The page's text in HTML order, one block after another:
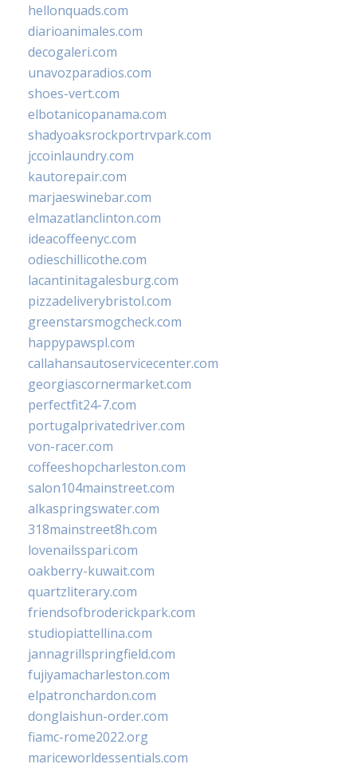
hellonquads.com
diarioanimales.com
decogaleri.com
unavozparadios.com
shoes-vert.com
elbotanicopanama.com
shadyoaksrockportrvpark.com
jccoinlaundry.com
kautorepair.com
marjaeswinebar.com
elmazatlanclinton.com
ideacoffeenyc.com
odieschillicothe.com
lacantinitagalesburg.com
pizzadeliverybristol.com
greenstarsmogcheck.com
happypawspl.com
callahansautoservicecenter.com
georgiascornermarket.com
perfectfit24-7.com
portugalprivatedriver.com
von-racer.com
coffeeshopcharleston.com
salon104mainstreet.com
alkaspringswater.com
318mainstreet8h.com
lovenailsspari.com
oakberry-kuwait.com
quartzliterary.com
friendsofbroderickpark.com
studiopiattellina.com
jannagrillspringfield.com
fujiyamacharleston.com
elpatronchardon.com
donglaishun-order.com
fiamc-rome2022.org
mariceworldessentials.com